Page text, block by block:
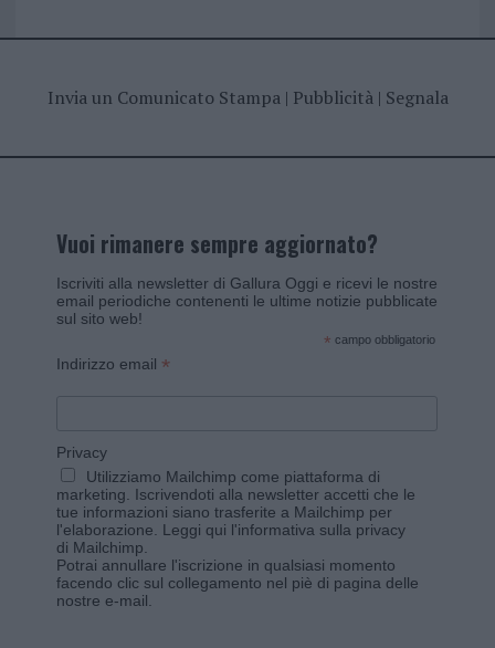
Invia un Comunicato Stampa| Pubblicità| Segnala
Vuoi rimanere sempre aggiornato?
Iscriviti alla newsletter di Gallura Oggi e ricevi le nostre
email periodiche contenenti le ultime notizie pubblicate
sul sito web!
* campo obbligatorio
Indirizzo email *
Privacy
Utilizziamo Mailchimp come piattaforma di
marketing. Iscrivendoti alla newsletter accetti che le
tue informazioni siano trasferite a Mailchimp per
l'elaborazione. Leggi qui l'informativa sulla privacy
di Mailchimp
Potrai annullare l'iscrizione in qualsiasi momento
facendo clic sul collegamento nel piè di pagina delle
nostre e-mail.